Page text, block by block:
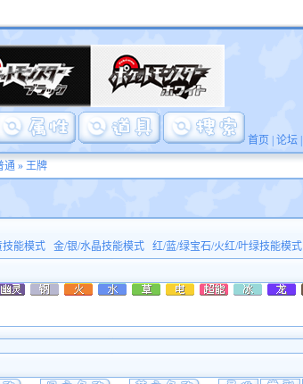
首页 论坛|
通» 王牌
技能模式 金/银/水晶技能模式 红/蓝/绿宝石/火红/叶绿技能模式